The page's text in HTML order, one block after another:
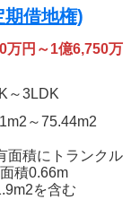
借地権)
万円～1億6,750万
～3LDK
2 ～75.44m2
面積にトランクル
積0.66m
2を含む